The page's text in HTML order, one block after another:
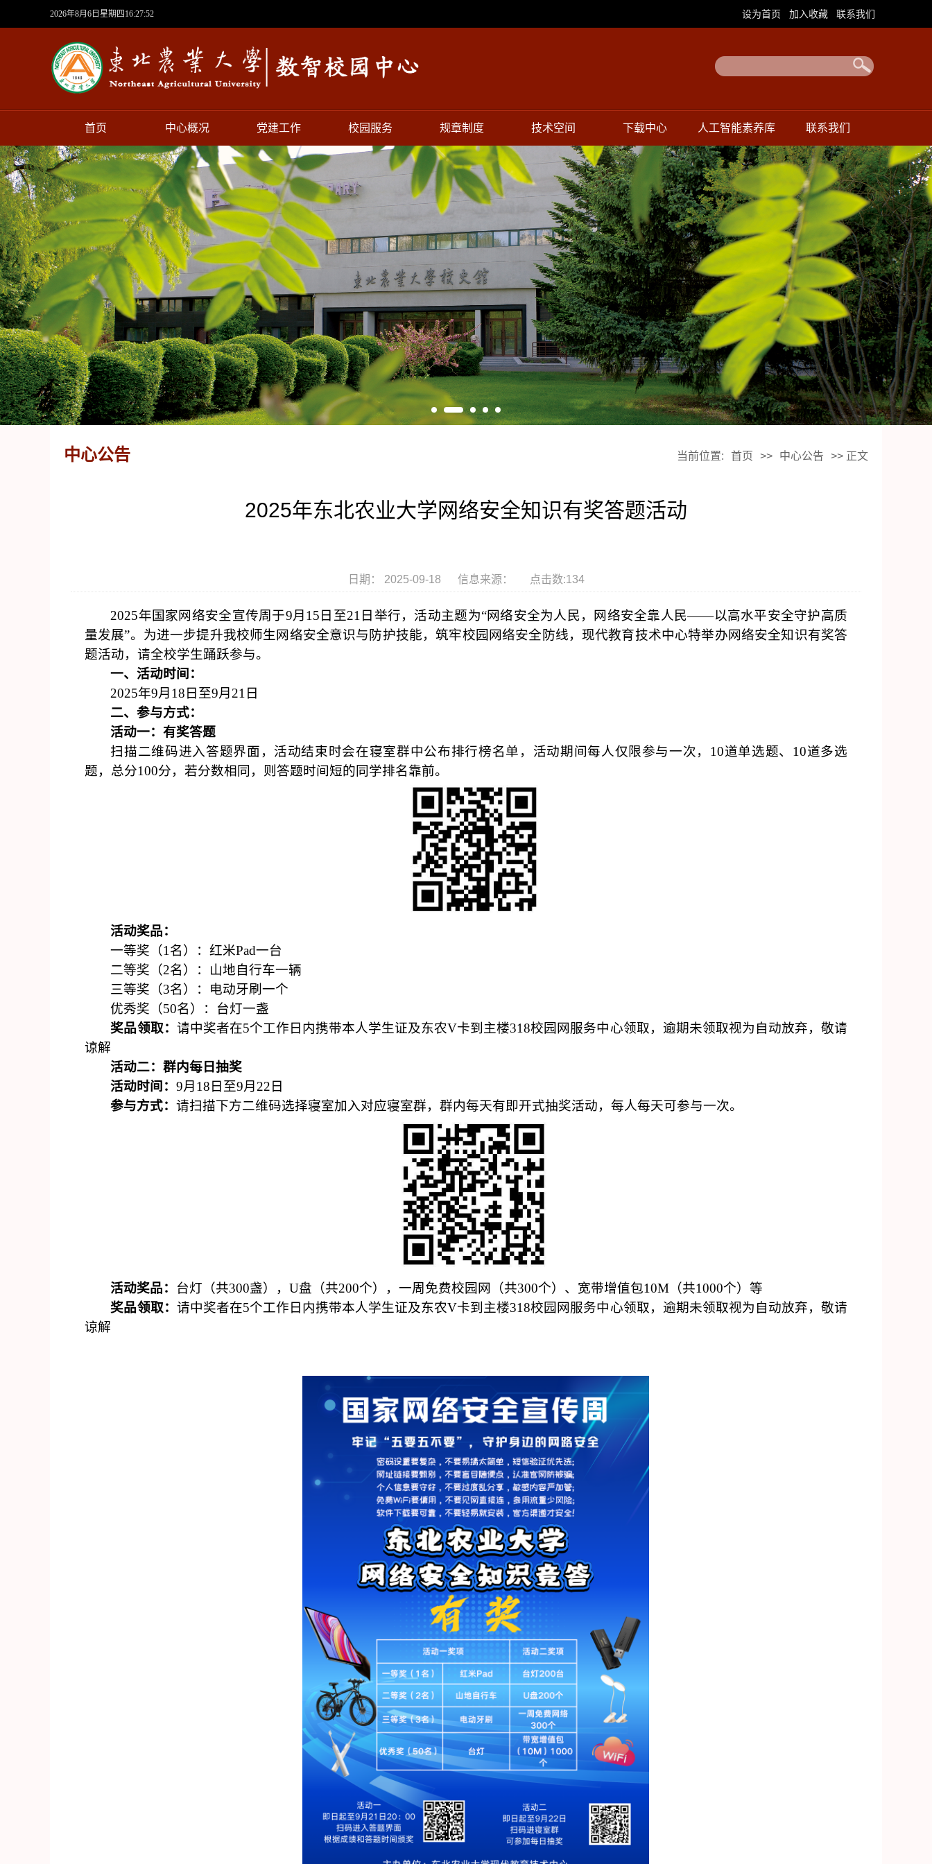
2026年8月6日星期四16:27:53 设为首页 加入收藏 联系我们
首页 中心概况 党建工作 校园服务 规章制度 技术空间 下载中心 人工智能素养库 联系我们
中心公告 当前位置: 首页 >> 中心公告 >> 正文
2025年东北农业大学网络安全知识有奖答题活动
日期： 2025-09-18 信息来源： 点击数:134
2025年国家网络安全宣传周于9月15日至21日举行，活动主题为“网络安全为人民，网络安全靠人民——以高水平安全守护高质
量发展”。为进一步提升我校师生网络安全意识与防护技能，筑牢校园网络安全防线，现代教育技术中心特举办网络安全知识有奖答
题活动，请全校学生踊跃参与。
一、活动时间：
2025年9月18 日至9月21日
二、参与方式：
活动一：有奖答题
扫描二维码进入答题界面，活动结束时会在寝室群中公布排行榜名单，活动期间每人仅限参与一次， 10道单选题、10道多选
题，总分100分，若分数相同，则答题时间短的同学排名靠前。
活动奖品：
一等奖（1名） ：红米Pad一台
二等奖（2名）：山地自行车一辆
三等奖（3名）：电动牙刷一个
优秀奖（50名）：台灯一盏
奖品领取： 请中奖者在5个工作日内携带本人学生证及东农V卡到主楼318校园网服务中心领取，逾期未领取视为自动放弃，敬请
谅解
活动二：群内每日抽奖
活动时间：9月18 日至9月22日
参与方式：请扫描下方二维码选择寝室加入对应寝室群，群内每天有即开式抽奖活动，每人每天可参与一次。
活动奖品： 台灯（共300盏），U盘（共200个），一周免费校园网（共300个）、宽带增值包10M（共1000个）等
奖品领取： 请中奖者在5个工作日内携带本人学生证及东农V卡到主楼318校园网服务中心领取，逾期未领取视为自动放弃，敬请
谅解